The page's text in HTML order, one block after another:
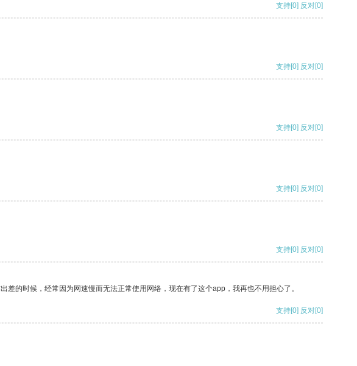
支持[0] 反对[0]
支持[0] 反对[0]
支持[0] 反对[0]
支持[0] 反对[0]
支持[0] 反对[0]
的时候，经常因为网速慢而无法正常使用网络，现在有了这个app，我再也不用担心了。
支持[0] 反对[0]